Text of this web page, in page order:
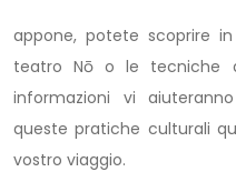
appone, potete scoprire
teatro Nō o le tecniche
informazioni vi
queste pratiche culturali
vostro viaggio.